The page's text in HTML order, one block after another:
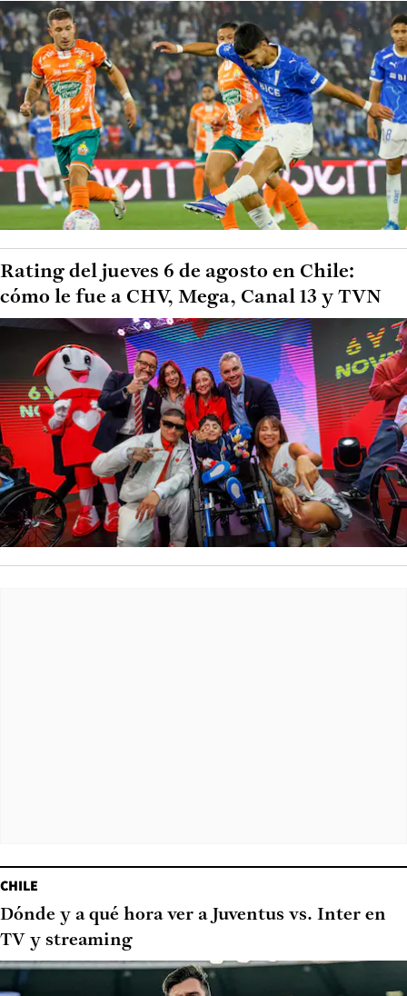
Rating del jueves 6 de agosto en Chile:
cómo le fue a CHV, Mega, Canal 13 y TVN
CHILE
Dónde y a qué hora ver a Juventus vs. Inter en
TV y streaming